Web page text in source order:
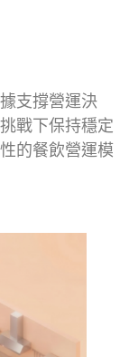
支撐營運決
戰下保持穩定
的餐飲營運模